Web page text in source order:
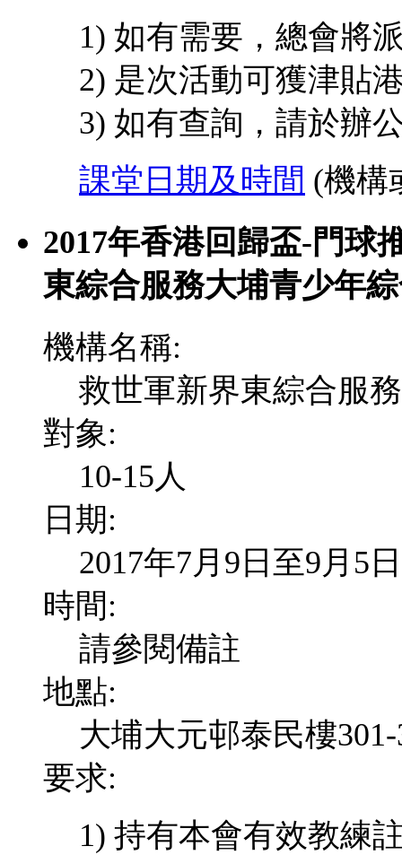
1) 如有需要，總會將
2) 是次活動可獲津貼
3) 如有查詢，請於辦
課堂日期及時間 (機構
2017年香港回歸盃-門球
東綜合服務大埔青少年
機構名稱:
救世軍新界東綜合服
對象:
10-15人
日期:
2017年7月9日至9月5日
時間:
請參閱備註
地點:
大埔大元邨泰民樓
要求:
1) 持有本會有效教練